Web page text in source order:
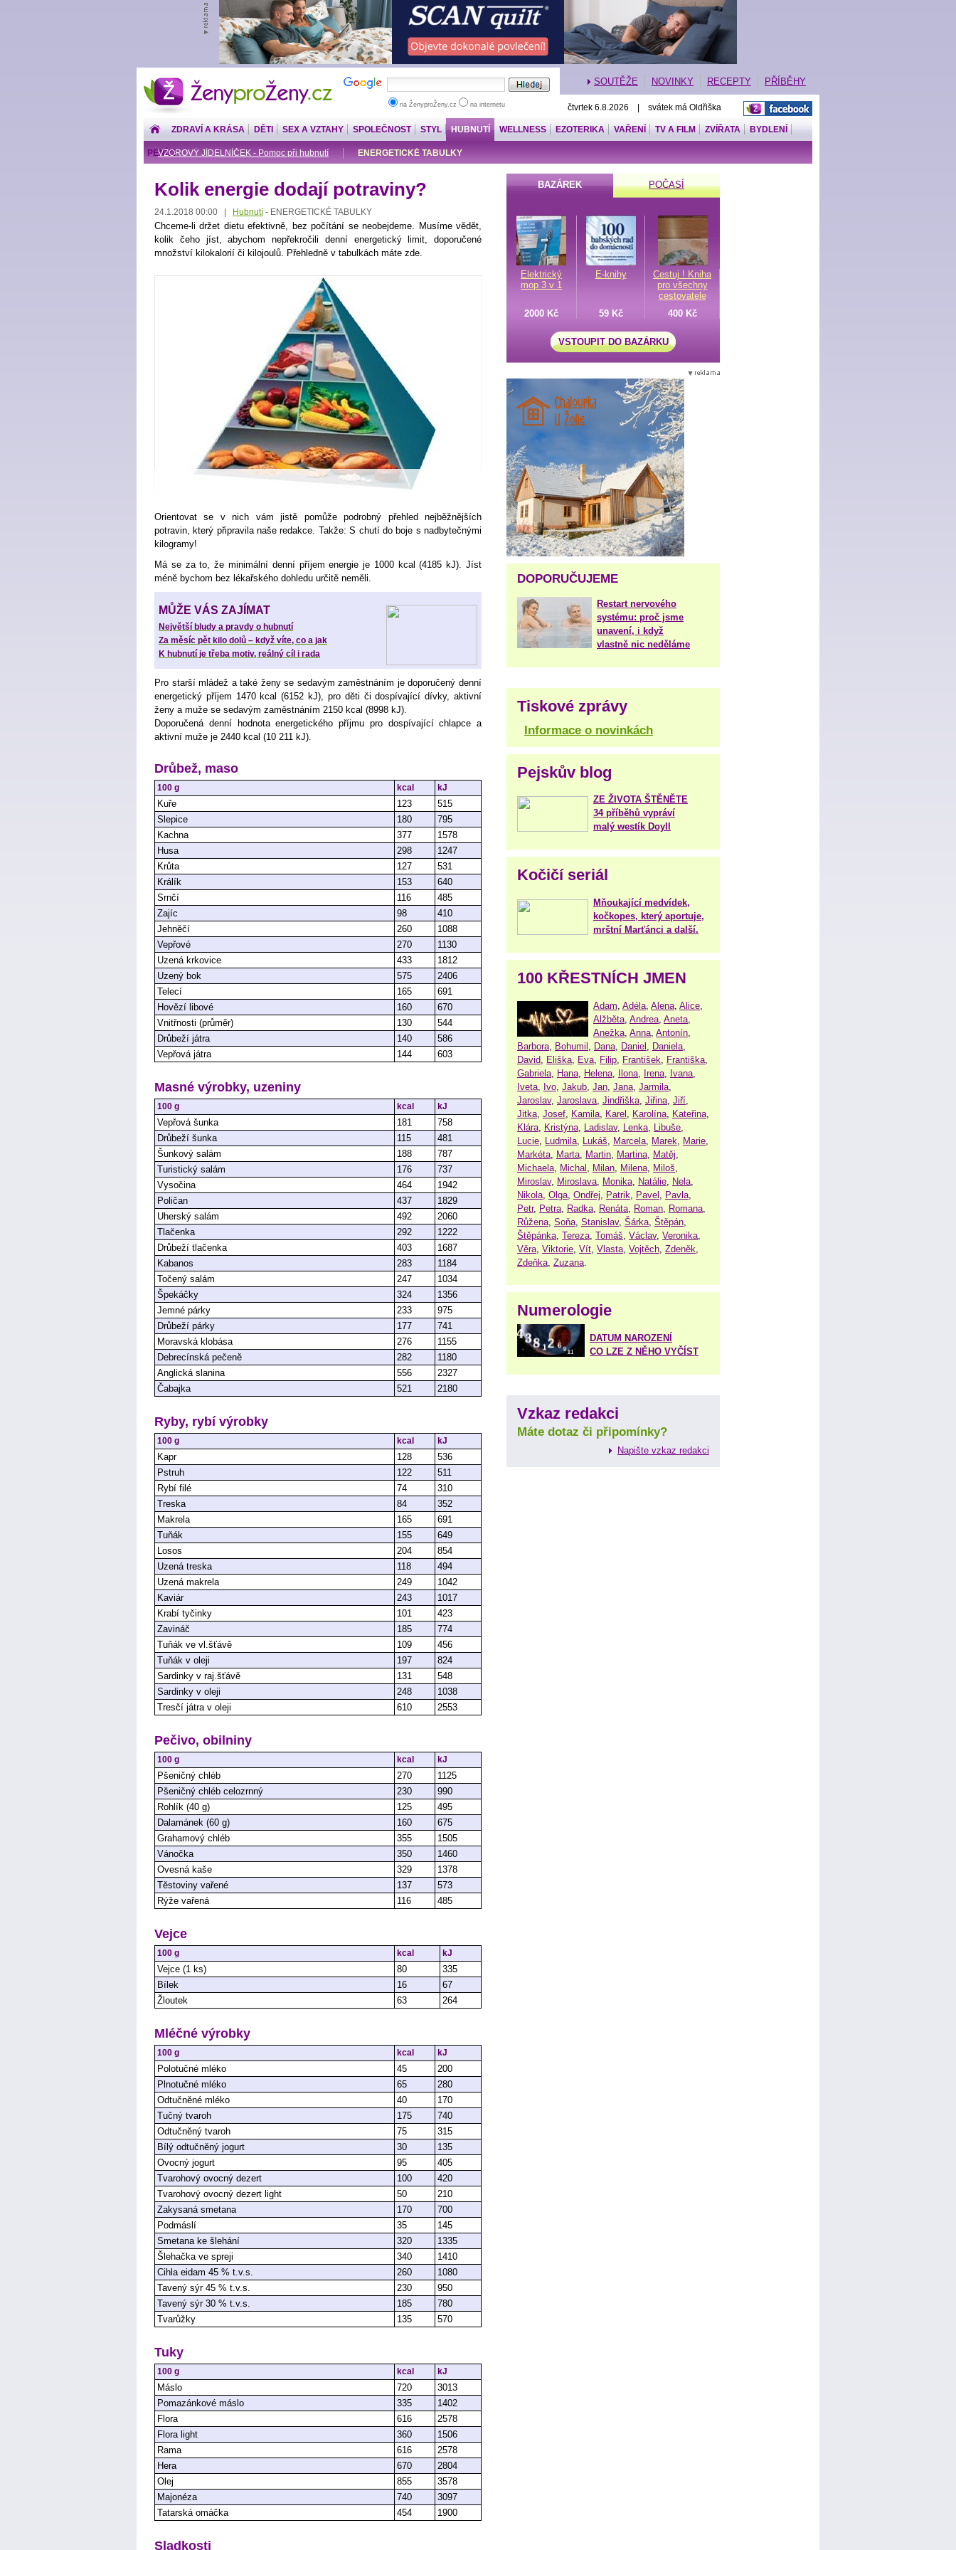
ŽenyproŽeny.cz
na ŽenyproŽeny.cz na internetu
SOUTĚŽE NOVINKY RECEPTY PŘÍBĚHY
čtvrtek 6.8.2026 | svátek má Oldřiška
ZDRAVÍ A KRÁSA DĚTI SEX A VZTAHY SPOLEČNOST STYL HUBNUTÍ
VZOROVÝ JÍDELNÍČEK - Pomoc při hubnutí ENERGETICKÉ TABULKY
WELLNESS EZOTERIKA VAŘENÍ TV A FILM ZVÍŘATA BYDLENÍ
PENÍZE
Kolik energie dodají potraviny?
24.1.2018 00:00 | Hubnutí - ENERGETICKÉ TABULKY
Chceme-li držet dietu efektivně, bez počítání se neobejdeme. Musíme vědět,
kolik čeho jíst, abychom nepřekročili denní energetický limit, doporučené
množství kilokalorií či kilojoulů. Přehledně v tabulkách máte zde.
Orientovat se v nich vám jistě pomůže podrobný přehled nejběžnějších
potravin, který připravila naše redakce. Takže: S chutí do boje s nadbytečnými
kilogramy!
Má se za to, že minimální denní příjem energie je 1000 kcal (4185 kJ). Jíst
méně bychom bez lékařského dohledu určitě neměli.
MŮŽE VÁS ZAJÍMAT
Největší bludy a pravdy o hubnutí
Za měsíc pět kilo dolů – když víte, co a jak
K hubnutí je třeba motiv, reálný cíl i rada
Pro starší mládež a také ženy se sedavým zaměstnáním je doporučený denní
energetický příjem 1470 kcal (6152 kJ), pro děti či dospívající dívky, aktivní
ženy a muže se sedavým zaměstnáním 2150 kcal (8998 kJ).
Doporučená denní hodnota energetického příjmu pro dospívající chlapce a
aktivní muže je 2440 kcal (10 211 kJ).
Drůbež, maso
100 g kcal kJ
Kuře 123
515
Slepice
180
795
Kachna
377
1578
Husa
298
1247
Krůta
127
531
Králík
153
640
Srnčí
116
485
Zajíc
98
410
Jehněčí
260
1088
Vepřové
270
1130
Uzená krkovice
433
1812
Uzený bok
575
2406
Telecí
165
691
Hovězí libové
160
670
Vnitřnosti (průměr)
130
544
Drůbeží játra
140
586
Vepřová játra
144 603
Masné výrobky, uzeniny
100 g kcal kJ
Vepřová šunka 181
758
Drůbeží šunka
115
481
Šunkový salám
188
787
Turistický salám
176
737
Vysočina
464
1942
Poličan
437
1829
Uherský salám
492
2060
Tlačenka
292
1222
Drůbeží tlačenka
403
1687
Kabanos
283
1184
Točený salám
247
1034
Špekáčky
324
1356
Jemné párky
233
975
Drůbeží párky
177
741
Moravská klobása
276
1155
Debrecínská pečeně
282
1180
Anglická slanina
556
2327
Čabajka
521 2180
Ryby, rybí výrobky
100 g kcal kJ
Kapr 128
536
Pstruh
122
511
Rybí filé
74
310
Treska
84
352
Makrela
165
691
Tuňák
155
649
Losos
204
854
Uzená treska
118
494
Uzená makrela
249
1042
Kaviár
243
1017
Krabí tyčinky
101
423
Zavináč
185
774
Tuňák ve vl.šťávě
109
456
Tuňák v oleji
197
824
Sardinky v raj.šťávě
131
548
Sardinky v oleji
248
1038
Tresčí játra v oleji
610 2553
Pečivo, obilniny
100 g kcal kJ
Pšeničný chléb 270
1125
Pšeničný chléb celozrnný
230
990
Rohlík (40 g)
125
495
Dalamánek (60 g)
160
675
Grahamový chléb
355
1505
Vánočka
350
1460
Ovesná kaše
329
1378
Těstoviny vařené
137
573
Rýže vařená
116 485
Vejce
100 g kcal kJ
Vejce (1 ks) 80
335
Bílek
16
67
Žloutek
63 264
Mléčné výrobky
100 g kcal kJ
Polotučné mléko 45
200
Plnotučné mléko
65
280
Odtučněné mléko
40
170
Tučný tvaroh
175
740
Odtučněný tvaroh
75
315
Bílý odtučněný jogurt
30
135
Ovocný jogurt
95
405
Tvarohový ovocný dezert
100
420
Tvarohový ovocný dezert light
50
210
Zakysaná smetana
170
700
Podmáslí
35
145
Smetana ke šlehání
320
1335
Šlehačka ve spreji
340
1410
Cihla eidam 45 % t.v.s.
260
1080
Tavený sýr 45 % t.v.s.
230
950
Tavený sýr 30 % t.v.s.
185
780
Tvarůžky
135 570
Tuky
100 g kcal kJ
Máslo 720
3013
Pomazánkové máslo
335
1402
Flora
616
2578
Flora light
360
1506
Rama
616
2578
Hera
670
2804
Olej
855
3578
Majonéza
740
3097
Tatarská omáčka
454 1900
Sladkosti
BAZÁREK POČASÍ
Elektrický
mop 3 v 1
E-knihy
Cestuj ! Kniha
pro všechny
cestovatele
2000 Kč
59 Kč 400 Kč
VSTOUPIT DO BAZÁRKU
DOPORUČUJEME
Restart nervového
systému: proč jsme
unavení, i když
vlastně nic neděláme
Tiskové zprávy
Informace o novinkách
Pejskův blog
ZE ŽIVOTA ŠTĚNĚTE
34 příběhů vypráví
malý westík Doyll
Kočičí seriál
Mňoukající medvídek,
kočkopes, který aportuje,
mrštní Marťánci a další.
100 KŘESTNÍCH JMEN
Adam Adéla Alena Alice
Alžběta Andrea Aneta
Anežka Anna Antonín
Barbora Bohumil Dana Daniel Daniela
David Eliška Eva Filip František Františka
Gabriela Hana Helena Ilona Irena Ivana
Iveta Ivo Jakub Jan Jana Jarmila
Jaroslav, Jaroslava Jindřiška Jiřina Jiří
Jitka Josef Kamila Karel Karolína Kateřina
Klára Kristýna Ladislav, Lenka Libuše
Lucie Ludmila Lukáš Marcela Marek Marie
Markéta Marta Martin Martina Matěj
Michaela Michal Milan Milena Miloš
Miroslav, Miroslava Monika Natálie Nela
Nikola Olga Ondřej Patrik Pavel Pavla
Petr, Petra Radka Renáta Roman Romana
Růžena Soňa Stanislav, Šárka Štěpán
Štěpánka Tereza Tomáš Václav, Veronika
Věra Viktorie Vít Vlasta Vojtěch Zdeněk
Zdeňka Zuzana
Numerologie
DATUM NAROZENÍ
CO LZE Z NĚHO VYČÍST
Vzkaz redakci
Máte dotaz či připomínky?
Napište vzkaz redakci